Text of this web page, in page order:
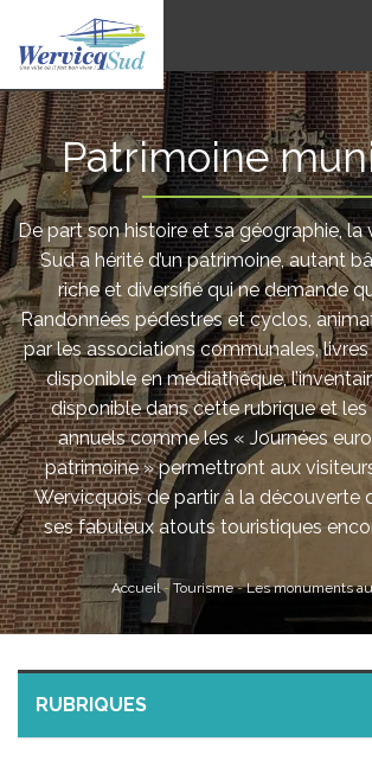
Patrimoine
De part son histoire et sa géographie, la
Sud a hérité d’un patrimoine, autant
riche et diversifié qui ne demande
Randonnées pédestres et cyclos,
par les associations communales, livres
disponible en médiathèque,
disponible dans cette rubrique et
annuels comme les « Journées
patrimoine » permettront aux
Wervicquois de partir à la découverte
ses fabuleux atouts touristiques
Accueil - Tourisme - Les monuments
RUBRIQUES